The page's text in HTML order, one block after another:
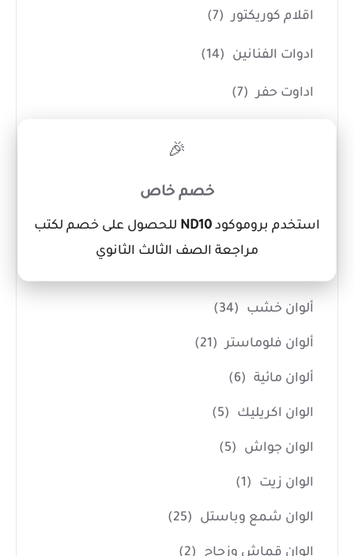
اقلام كوريكتور (7)
ادوات الفنانين (14)
اداوت حفر (7)
(114)
ألوان خشب (34)
ألوان فلوماستر (21)
ألوان مائية (6)
الوان اكريليك (5)
الوان جواش (5)
الوان زيت (1)
الوان شمع وباستل (25)
الوان قماش وزجاج (2)
🎉
خصم خاص
استخدم بروموكود ND10 للحصول على خصم لكتب
مراجعة الصف الثالث الثانوي